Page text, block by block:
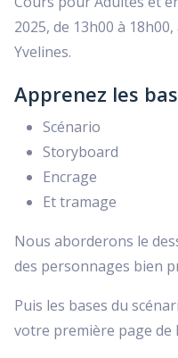
2025, de 13h00 à
Yvelines.
Apprenez les
Scénario
Storyboard
Encrage
Et tramage
Nous aborderons le
des personnages bien
Puis les bases du
votre première page de